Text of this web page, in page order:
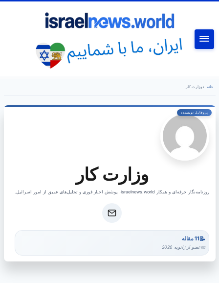
خانه •وزارت کار
وزارت کار
روزنامه‌نگار حرفه‌ای و همکار israelnews.world، پوشش اخبار فوری و تحلیل‌های عمیق از امور اسرائیل.
11 مقاله
عضو از ژانویه 2026